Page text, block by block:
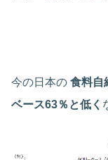
今の日本の 食料自
ベース63％ と低く